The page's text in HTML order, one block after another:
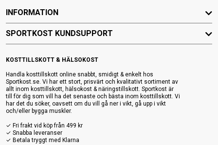
KOSTTILLSKOTT & HÄLSOKOST
Handla kosttillskott online snabbt, smidigt & enkelt hos
Sportkost.se. Vi har ett stort, prisvärt och kvalitativt sortiment av
allt inom kosttillskott, hälsokost & näringstillskott. Sportkost är
till för dig som vill ha det senaste och bästa inom kosttillskott. Vi
har det du söker, oavsett om du vill gå ner i vikt, gå upp i vikt
och/eller bygga muskler.
✓ Fri frakt vid köp från 499 kr
✓ Snabba leveranser
✓ Betala tryggt med Klarna
INFORMATION
SPORTKOST KUNDSUPPORT